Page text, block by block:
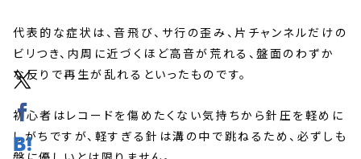
代表的な症状は、音飛び、サ行の歪み、片チャンネルだけの
ビリつき、内周に近づくほど高音が荒れる、盤面のわずか
な反りで再生が乱れるといったものです。
初心者はレコードを傷めたくない気持ちから針圧を軽めに
しがちですが、軽すぎる針は溝の中で跳ねるため、必ずしも